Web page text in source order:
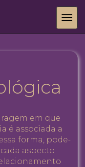
em que
é associada a
forma, pode-
aspecto